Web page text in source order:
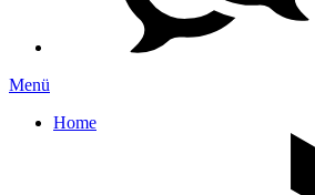
Menü
Home